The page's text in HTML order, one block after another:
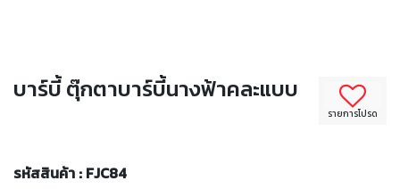
รายการโปรด
บาร์บี้ ตุ๊กตาบาร์บี้นางฟ้าคละแบบ
รหัสสินค้า : FJC84